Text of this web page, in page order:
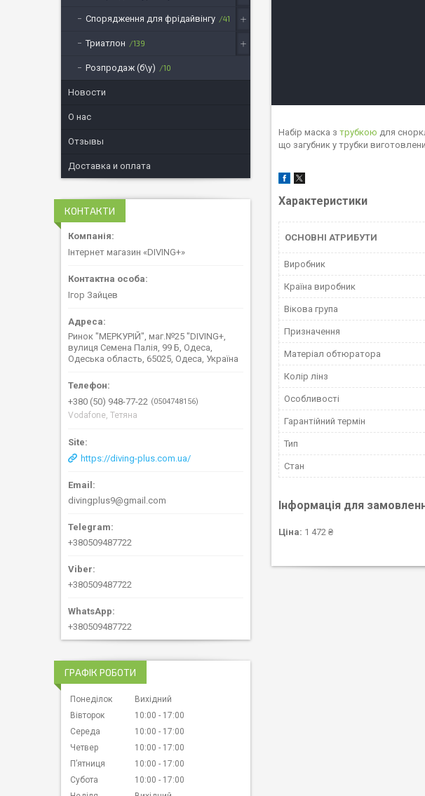
Набір маска з трубкою для
що загубник у трубки
Характеристики
ОСНОВНІ АТРИБУТИ
Виробник
Країна виробник
Вікова група
Призначення
Матеріал обтюратора
Колір лінз
Особливості
Гарантійний термін
Тип
Стан
Інформація для
Ціна: 1 472 ₴
Спорядження для фрідайвінгу 41
Триатлон 139
Розпродаж (б\у) 10
Новости
О нас
Отзывы
Доставка и оплата
КОНТАКТИ
Інтернет магазин «DIVING+»
Ігор Зайцев
Ринок "МЕРКУРІЙ", маг.№25 "DIVING+,
вулиця Семена Палія, 99 Б, Одеса,
Одеська область, 65025, Одеса, Україна
+380 (50) 948-77-22 0504748156
Vodafone, Тетяна
https://diving-plus.com.ua/
divingplus9@gmail.com
+380509487722
+380509487722
+380509487722
ГРАФІК РОБОТИ
Понеділок
Вихідний
Вівторок
10:00
17:00
Середа
10:00
17:00
Четвер
10:00
17:00
Пʼятниця
10:00
17:00
Субота
10:00
17:00